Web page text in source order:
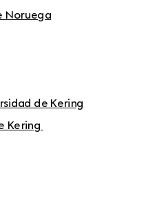
Noruega
de Kering
Kering